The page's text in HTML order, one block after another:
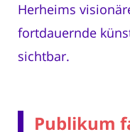
Herheims
fortdauernde
sichtbar.
Publikum